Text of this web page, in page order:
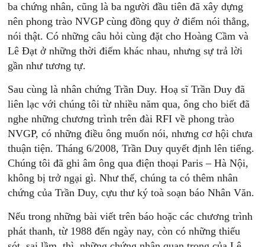
ba chứng nhân, cũng là ba người đầu tiên đã xây dựng
nên phong trào NVGP cùng đồng quy ở điểm nói thẳng,
nói thật. Có những câu hỏi cùng đặt cho Hoàng Cầm và
Lê Đạt ở những thời điểm khác nhau, nhưng sự trả lời
gần như tương tự.
Sau cùng là nhân chứng Trần Duy. Hoạ sĩ Trần Duy đã
liên lạc với chúng tôi từ nhiều năm qua, ông cho biết đã
nghe những chương trình trên đài RFI về phong trào
NVGP, có những điều ông muốn nói, nhưng cơ hội chưa
thuận tiện. Tháng 6/2008, Trần Duy quyết định lên tiếng.
Chúng tôi đã ghi âm ông qua điện thoại Paris – Hà Nội,
không bị trở ngại gì. Như thế, chúng ta có thêm nhân
chứng của Trần Duy, cựu thư ký toà soạn báo Nhân Văn.
Nếu trong những bài viết trên báo hoặc các chương trình
phát thanh, từ 1988 đến ngày nay, còn có những thiếu